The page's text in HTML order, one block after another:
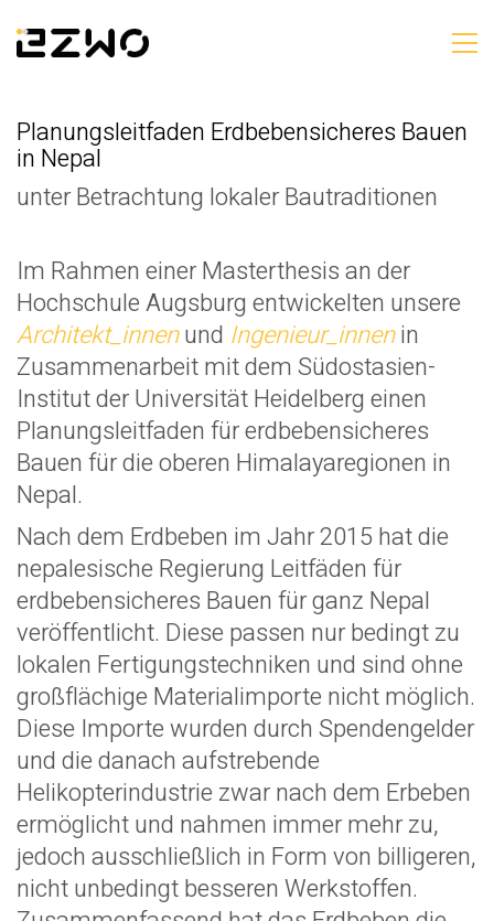
Planungsleitfaden Erdbebensicheres Bauen
in Nepal
unter Betrachtung lokaler Bautraditionen
Im Rahmen einer Masterthesis an der
Hochschule Augsburg entwickelten unsere
Architekt_innenund Ingenieur_innenin
Zusammenarbeit mit dem Südostasien-
Institut der Universität Heidelberg einen
Planungsleitfaden für erdbebensicheres
Bauen für die oberen Himalayaregionen in
Nepal.
Nach dem Erdbeben im Jahr 2015 hat die
nepalesische Regierung Leitfäden für
erdbebensicheres Bauen für ganz Nepal
veröffentlicht. Diese passen nur bedingt zu
lokalen Fertigungstechniken und sind ohne
großflächige Materialimporte nicht möglich.
Diese Importe wurden durch Spendengelder
und die danach aufstrebende
Helikopterindustrie zwar nach dem Erbeben
ermöglicht und nahmen immer mehr zu,
jedoch ausschließlich in Form von billigeren,
nicht unbedingt besseren Werkstoffen.